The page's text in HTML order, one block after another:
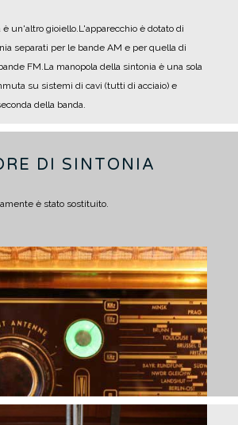
è un'altro gioiello.L'apparecchio è dotato di
separati per le bande AM e per quella di
FM.La manopola della sintonia è una sola
su sistemi di cavi (tutti di acciaio) e
della banda.
DI SINTONIA
è stato sostituito.